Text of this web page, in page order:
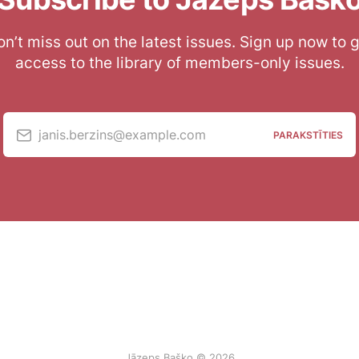
miss out on the latest issues. Sign up now to
access to the library of members-only issues.
janis.berzins@example.com PARAKSTĪTIES